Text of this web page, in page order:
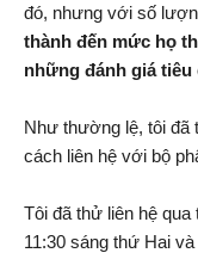
đó, nhưng với số
thành đến mức họ
những đánh giá tiêu
Như thường lệ, tôi đã
cách liên hệ với bộ
Tôi đã thử liên hệ
11:30 sáng thứ Hai và